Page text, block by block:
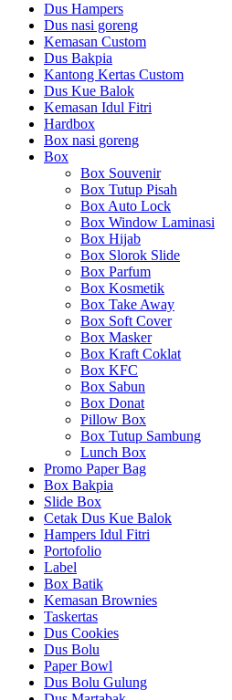
Dus Hampers
Dus nasi goreng
Kemasan Custom
Dus Bakpia
Kantong Kertas Custom
Dus Kue Balok
Kemasan Idul Fitri
Hardbox
Box nasi goreng
Box
Box Souvenir
Box Tutup Pisah
Box Auto Lock
Box Window Laminasi
Box Hijab
Box Slorok Slide
Box Parfum
Box Kosmetik
Box Take Away
Box Soft Cover
Box Masker
Box Kraft Coklat
Box KFC
Box Sabun
Box Donat
Pillow Box
Box Tutup Sambung
Lunch Box
Promo Paper Bag
Box Bakpia
Slide Box
Cetak Dus Kue Balok
Hampers Idul Fitri
Portofolio
Label
Box Batik
Kemasan Brownies
Taskertas
Dus Cookies
Dus Bolu
Paper Bowl
Dus Bolu Gulung